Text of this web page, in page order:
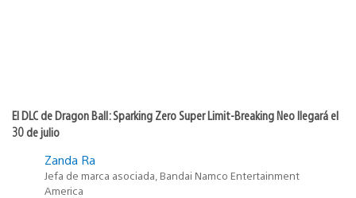
El DLC de Dragon Ball: Sparking Zero Super Limit-Breaking Neo llegará el
30 de julio
Zanda Ra
Jefa de marca asociada, Bandai Namco Entertainment
America